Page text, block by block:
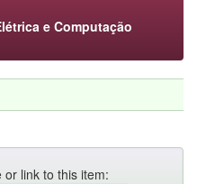
e Computação
or link to this item: